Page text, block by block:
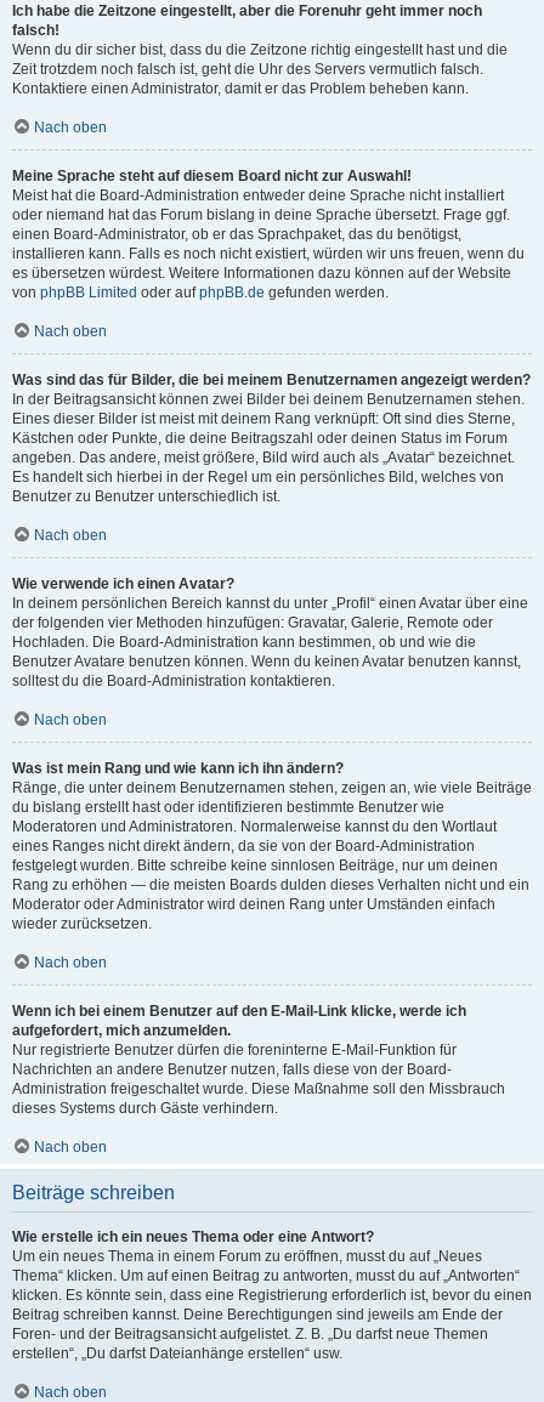
Ich habe die Zeitzone eingestellt, aber die Forenuhr geht immer noch
falsch!
Wenn du dir sicher bist, dass du die Zeitzone richtig eingestellt hast und die
Zeit trotzdem noch falsch ist, geht die Uhr des Servers vermutlich falsch.
Kontaktiere einen Administrator, damit er das Problem beheben kann.
Nach oben
Meine Sprache steht auf diesem Board nicht zur Auswahl!
Meist hat die Board-Administration entweder deine Sprache nicht installiert
oder niemand hat das Forum bislang in deine Sprache übersetzt. Frage ggf.
einen Board-Administrator, ob er das Sprachpaket, das du benötigst,
installieren kann. Falls es noch nicht existiert, würden wir uns freuen, wenn du
es übersetzen würdest. Weitere Informationen dazu können auf der Website
von phpBB Limited oder aufphpBB.de gefunden werden.
Nach oben
Was sind das für Bilder, die bei meinem Benutzernamen angezeigt werden?
In der Beitragsansicht können zwei Bilder bei deinem Benutzernamen stehen.
Eines dieser Bilder ist meist mit deinem Rang verknüpft: Oft sind dies Sterne,
Kästchen oder Punkte, die deine Beitragszahl oder deinen Status im Forum
angeben. Das andere, meist größere, Bild wird auch als „Avatar“ bezeichnet.
Es handelt sich hierbei in der Regel um ein persönliches Bild, welches von
Benutzer zu Benutzer unterschiedlich ist.
Nach oben
Wie verwende ich einen Avatar?
In deinem persönlichen Bereich kannst du unter „Profil“ einen Avatar über eine
der folgenden vier Methoden hinzufügen: Gravatar, Galerie, Remote oder
Hochladen. Die Board-Administration kann bestimmen, ob und wie die
Benutzer Avatare benutzen können. Wenn du keinen Avatar benutzen kannst,
solltest du die Board-Administration kontaktieren.
Nach oben
Was ist mein Rang und wie kann ich ihn ändern?
Ränge, die unter deinem Benutzernamen stehen, zeigen an, wie viele Beiträge
du bislang erstellt hast oder identifizieren bestimmte Benutzer wie
Moderatoren und Administratoren. Normalerweise kannst du den Wortlaut
eines Ranges nicht direkt ändern, da sie von der Board-Administration
festgelegt wurden. Bitte schreibe keine sinnlosen Beiträge, nur um deinen
Rang zu erhöhen — die meisten Boards dulden dieses Verhalten nicht und ein
Moderator oder Administrator wird deinen Rang unter Umständen einfach
wieder zurücksetzen.
Nach oben
Wenn ich bei einem Benutzer auf den E-Mail-Link klicke, werde ich
aufgefordert, mich anzumelden.
Nur registrierte Benutzer dürfen die foreninterne E-Mail-Funktion für
Nachrichten an andere Benutzer nutzen, falls diese von der Board-
Administration freigeschaltet wurde. Diese Maßnahme soll den Missbrauch
dieses Systems durch Gäste verhindern.
Nach oben
Beiträge schreiben
Wie erstelle ich ein neues Thema oder eine Antwort?
Um ein neues Thema in einem Forum zu eröffnen, musst du auf „Neues
Thema“ klicken. Um auf einen Beitrag zu antworten, musst du auf „Antworten“
klicken. Es könnte sein, dass eine Registrierung erforderlich ist, bevor du einen
Beitrag schreiben kannst. Deine Berechtigungen sind jeweils am Ende der
Foren- und der Beitragsansicht aufgelistet. Z. B. „Du darfst neue Themen
erstellen“, „Du darfst Dateianhänge erstellen“ usw.
Nach oben